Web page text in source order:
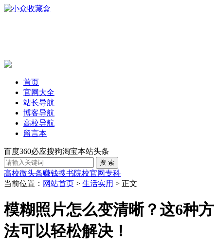
首页
官网大全
站长导航
博客导航
高校导航
留言本
百度360必应搜狗淘宝本站头条
高校微头条赚钱搜书院校官网专科
当前位置： 网站首页 > 生活实用 > 正文
模糊照片怎么变清晰？这6种方
法可以轻松解决！